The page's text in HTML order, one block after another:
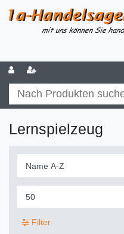
Lernspielzeug
Filter